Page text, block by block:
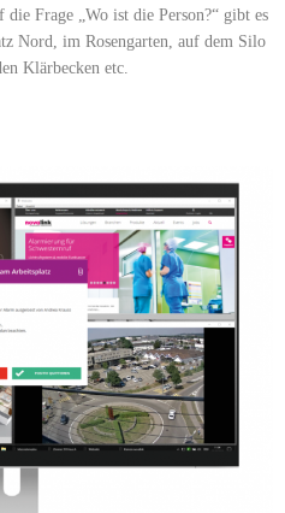
Frage „Wo ist die Person?“ gibt es
Nord, im Rosengarten, auf dem Silo
Klärbecken etc.